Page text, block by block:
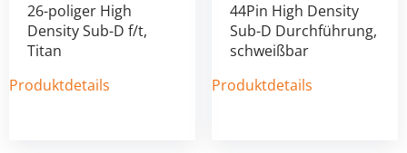
26-poliger High
Density Sub-D f/t,
Titan
Produktdetails
44Pin High Density
Sub-D Durchführung,
schweißbar
Produktdetails